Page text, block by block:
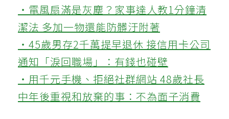
‧電風扇滿是灰塵？家事達人教1分鐘清
潔法 多加一物還能防髒汙附著
‧45歲男存2千萬提早退休 接信用卡公司
通知「淚回職場」：有錢也碰壁
‧用千元手機、拒絕社群網站 48歲社長
中年後重視和放棄的事：不為面子消費